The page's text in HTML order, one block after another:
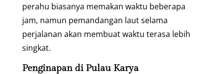
perahu biasanya memakan waktu beberapa
jam, namun pemandangan laut selama
perjalanan akan membuat waktu terasa lebih
singkat.
Penginapan di Pulau Karya